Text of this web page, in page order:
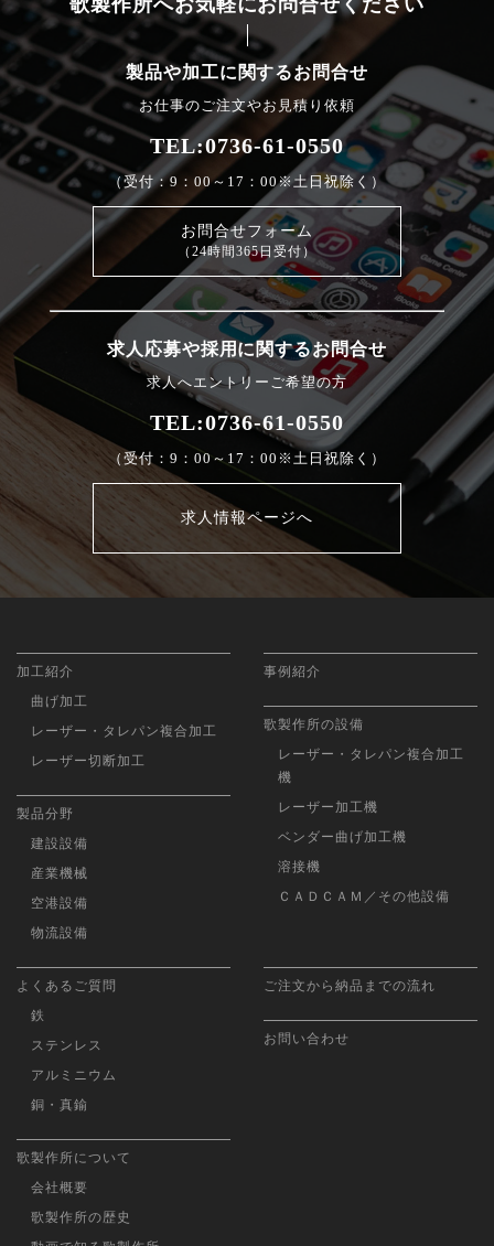
製品や加工に関するお問合せ
お仕事のご注文やお見積り依頼
TEL:0736-61-0550
（受付：9：00～17：00※土日祝除く）
お問合せフォーム
（24時間365日受付）
求人応募や採用に関するお問合せ
求人へエントリーご希望の方
TEL:0736-61-0550
（受付：9：00～17：00※土日祝除く）
求人情報ページへ
加工紹介
曲げ加工
レーザー・タレパン複合加工
レーザー切断加工
製品分野
建設設備
産業機械
空港設備
物流設備
事例紹介
歌製作所の設備
レーザー・タレパン複合加工
機
レーザー加工機
ベンダー曲げ加工機
溶接機
ＣＡＤＣＡＭ／その他設備
よくあるご質問
鉄
ステンレス
アルミニウム
銅・真鍮
歌製作所について
会社概要
歌製作所の歴史
ご注文から納品までの流れ
お問い合わせ